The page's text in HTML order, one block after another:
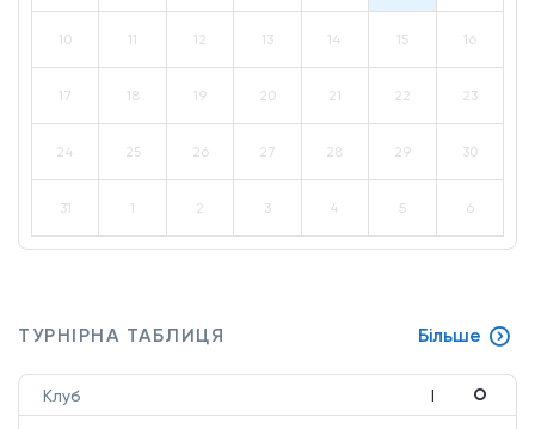
10 11 12 13 14 15 16
17 18 19 20 21 22 23
24 25 26 27 28 29 30
31 1 2 3 4 5 6
ТУРНІРНА ТАБЛИЦЯ Більше
Клуб І О